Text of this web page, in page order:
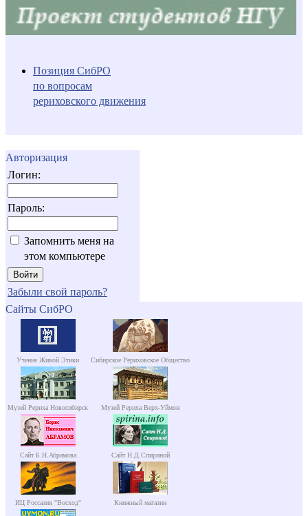
Позиция СибРО
по вопросам
рериховского движения
Авторизация
Логин:
Пароль:
Запомнить меня на
этом компьютере
Забыли свой пароль?
Сайты СибРО
Учение Живой Этики Сибирское Рериховское Общество
Музей Рериха Новосибирск Музей Рериха Верх-Уймон
Сайт Б.Н.Абрамова Сайт Н.Д.Спириной
ИЦ Россазия "Восход" Книжный магазин